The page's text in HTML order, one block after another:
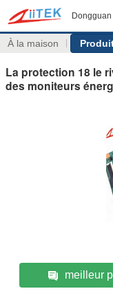
À la maison
La protection 18 le
des moniteurs
meilleur